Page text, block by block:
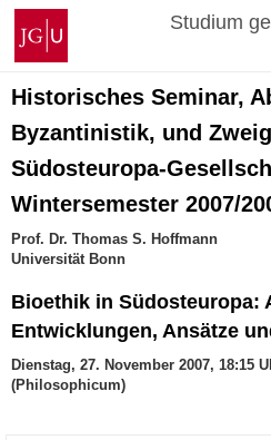
Zum
Inhalt
springen
Johannes
Gutenberg-
Universität
Mainz
Studium
Historisches Seminar,
Byzantinistik, und
Südosteuropa-
Wintersemester 2007/
Prof. Dr. Thomas S. Hoffmann
Universität Bonn
Bioethik in Südosteuropa:
Entwicklungen, Ansätze
Dienstag, 27. November 2007, 18:15
(Philosophicum)